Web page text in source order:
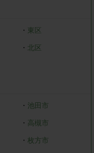
・ 東区
・ 北区
・ 池田市
・ 高槻市
・枚方市